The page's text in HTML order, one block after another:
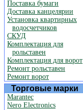
Поставка бумаги
Доставка канцелярии
Установка квартирных
водосчетчиков
СКУД
Комплектация для
рольставен
Комплектация для ворот
Ремонт рольставен
Ремонт ворот
Торговые марки
Marantec
Nero Electronics